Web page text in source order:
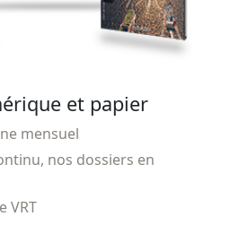
et papier
mensuel
nos dossiers en
VRT